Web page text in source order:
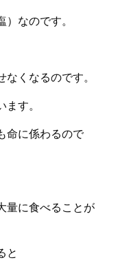
なのです。
くなるのです。
す。
命に係わるので
量に食べることが
と